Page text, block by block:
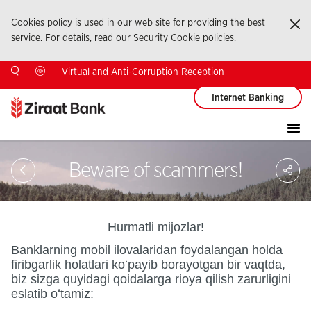
Cookies policy is used in our web site for providing the best
service. For details, read our Security Cookie policies.
Virtual and Anti-Corruption Reception
Internet Banking
Beware of scammers!
Hurmatli mijozlar!
Banklarning mobil ilovalaridan foydalangan holda
firibgarlik holatlari koʻpayib borayotgan bir vaqtda,
biz sizga quyidagi qoidalarga rioya qilish zarurligini
eslatib oʻtamiz: